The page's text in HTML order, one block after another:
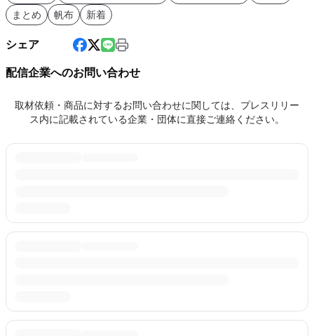
まとめ
帆布 新着
シェア
配信企業へのお問い合わせ
取材依頼・商品に対するお問い合わせに関しては、プレスリリー
ス内に記載されている企業・団体に直接ご連絡ください。